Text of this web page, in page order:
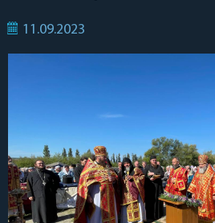
11.09.2023